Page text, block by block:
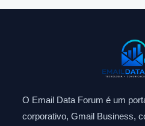
O Email Data Forum é um
corporativo, Gmail Business,